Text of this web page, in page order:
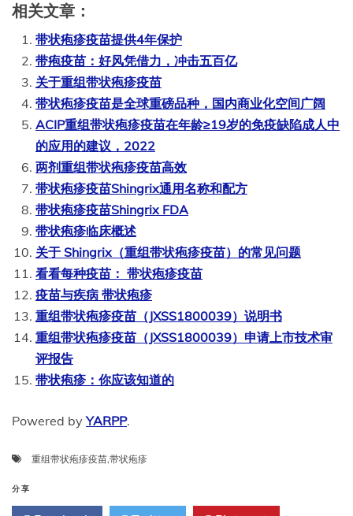
相关文章：
带状疱疹疫苗提供4年保护
带疱疫苗：好风凭借力，冲击五百亿
关于重组带状疱疹疫苗
带状疱疹疫苗是全球重磅品种，国内商业化空间广阔
ACIP重组带状疱疹疫苗在年龄≥19岁的免疫缺陷成人中
的应用的建议，2022
两剂重组带状疱疹疫苗高效
带状疱疹疫苗Shingrix通用名称和配方
带状疱疹疫苗Shingrix FDA
带状疱疹临床概述
关于 Shingrix（重组带状疱疹疫苗）的常见问题
看看每种疫苗： 带状疱疹疫苗
疫苗与疾病 带状疱疹
重组带状疱疹疫苗（JXSS1800039）说明书
重组带状疱疹疫苗（JXSS1800039）申请上市技术审
评报告
带状疱疹：你应该知道的
Powered byYARPP.
重组带状疱疹疫苗,带状疱疹
分享